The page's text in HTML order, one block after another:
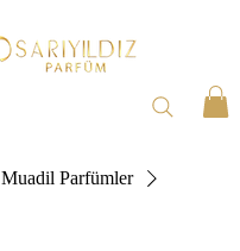
Muadil Parfümler